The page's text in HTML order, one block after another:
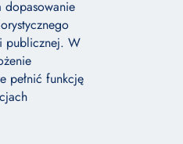
publicznej. W
pełnić funkcję